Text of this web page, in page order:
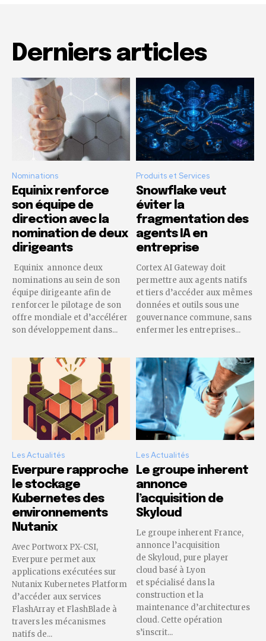
Derniers articles
Nominations
Equinix renforce
son équipe de
direction avec la
nomination de deux
dirigeants
Equinix annonce deux
nominations au sein de son
équipe dirigeante afin de
renforcer le pilotage de son
offre mondiale et d’accélérer
son développement dans...
Produits et Services
Snowflake veut
éviter la
fragmentation des
agents IA en
entreprise
Cortex AI Gateway doit
permettre aux agents natifs
et tiers d’accéder aux mêmes
données et outils sous une
gouvernance commune, sans
enfermer les entreprises...
Les Actualités
Everpure rapproche
le stockage
Kubernetes des
environnements
Nutanix
Avec Portworx PX-CSI,
Everpure permet aux
applications exécutées sur
Nutanix Kubernetes Platform
d’accéder aux services
FlashArray et FlashBlade à
travers les mécanismes
natifs de...
Les Actualités
Le groupe inherent
annonce
l’acquisition de
Skyloud
Le groupe inherent France,
annonce l’acquisition
de Skyloud, pure player
cloud basé à Lyon
et spécialisé dans la
construction et la
maintenance d’architectures
cloud. Cette opération
s’inscrit...